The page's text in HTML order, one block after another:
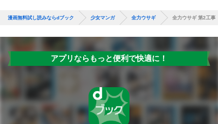
漫画無料試し読みならdブック 少女マンガ 全力ウサギ 全力ウサギ 第2工
アプリならもっと便利で快適に！